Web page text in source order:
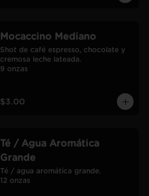
Mocaccino Mediano
Shot de café espresso, chocolate y
cremosa leche lateada.
9 onzas
$3.00
Té / Agua Aromática
Grande
Té / agua aromática grande.
12 onzas